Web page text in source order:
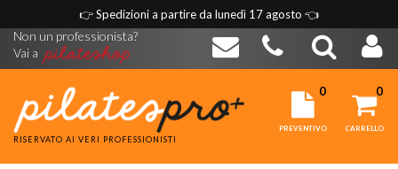
👉Spedizioni a partire da lunedì 17 agosto 👈
Non un professionista?
Vai a
RISERVATO AI VERI PROFESSIONISTI
0
PREVENTIVO
0
CARRELLO